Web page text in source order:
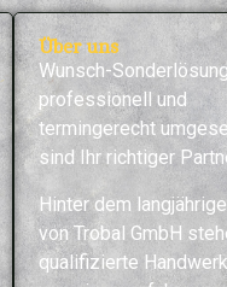
Über uns
Wunsch-
professionell und
termingerecht
sind Ihr richtiger
Hinter dem
von Trobal GmbH
qualifizierte